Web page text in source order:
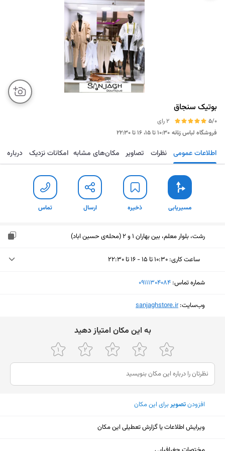
بوتیک سنجاق
5/0
2 رای
فروشگاه لباس زنانه ۱۰:۳۰ تا ۱۵، ۱۶ تا ۲۲:۳۰
مسیریابی ذخیره ارسال تماس اطلاعات عمومی نظرات تصاویر مکان‌های مشابه امکانات نزدیک درباره
مسیریابی ذخیره ارسال تماس
رشت، بلوار معلم، بین بهاران 1 و 2 (محله‌ی حسین اباد)
ساعت کاری: ۱۰:۳۰ تا ۱۵ - ۱۶ تا ۲۲:۳۰
یکشنبه (امروز)
پنجشنبه
۱۰:۳۰ تا ۱۵ - ۱۶ تا ۲۲:۳۰
جمعه
۱۰:۳۰ تا ۱۵ - ۱۶ تا ۲۲:۳۰
شنبه
شماره تماس: ‎09111304084
وب‌سایت:‎sanjaghstore.ir
ﺑﻪ اﯾﻦ ﻣﮑﺎن اﻣﺘﯿﺎز دﻫﯿﺪ
افزودنتصویربرای این مکان
ویرایش اطلاعات یا گزارش تعطیلی این مکان